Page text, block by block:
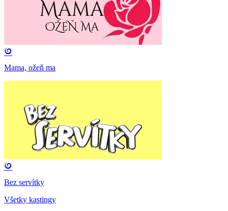
Mama, ožeň ma
Bez servítky
Všetky kastingy